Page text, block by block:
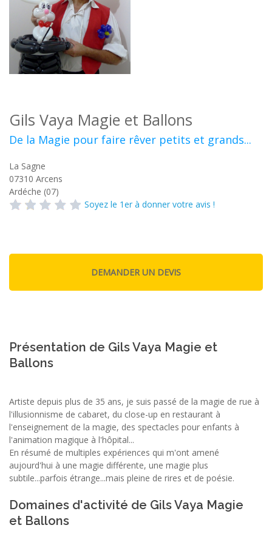
Gils Vaya Magie et Ballons
De la Magie pour faire rêver petits et grands...
La Sagne
07310 Arcens
Ardéche (07)
Soyez le 1er à donner votre avis !
Présentation de Gils Vaya Magie et
Ballons
Artiste depuis plus de 35 ans, je suis passé de la magie de rue à
l'illusionnisme de cabaret, du close-up en restaurant à
l'enseignement de la magie, des spectacles pour enfants à
l'animation magique à l'hôpital...
En résumé de multiples expériences qui m'ont amené
aujourd'hui à une magie différente, une magie plus
subtile...parfois étrange...mais pleine de rires et de poésie.
Domaines d'activité de Gils Vaya Magie
et Ballons